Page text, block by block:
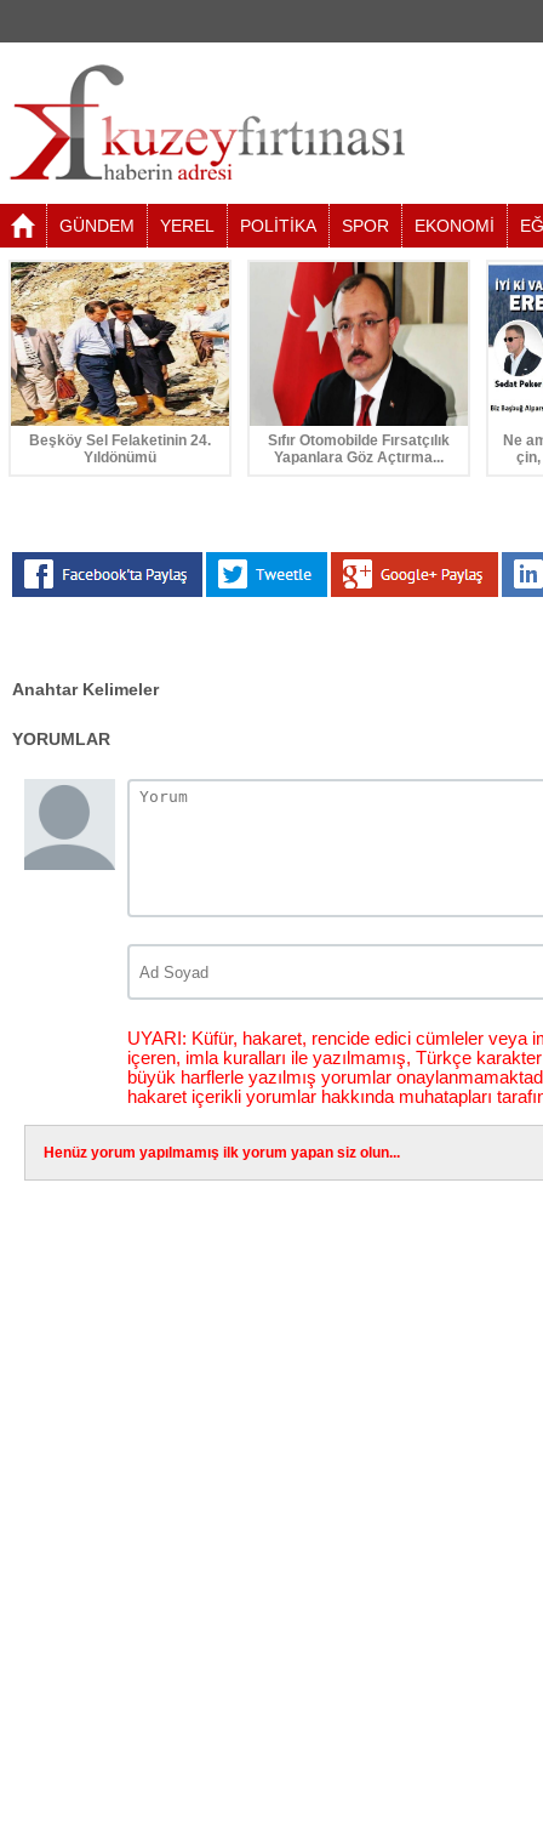
GÜNDEM YEREL POLİTİKA SPOR EKONOMİ
Beşköy Sel Felaketinin 24.
Yıldönümü
Sıfır Otomobilde Fırsatçılık
Yapanlara Göz Açtırma...
Ne
Anahtar Kelimeler
YORUMLAR
UYARI: Küfür, hakaret, rencide edici cümleler veya
içeren, imla kuralları ile yazılmamış, Türkçe
büyük harflerle yazılmış yorumlar
hakaret içerikli yorumlar hakkında muhatapları
Henüz yorum yapılmamış ilk yorum yapan siz olun...